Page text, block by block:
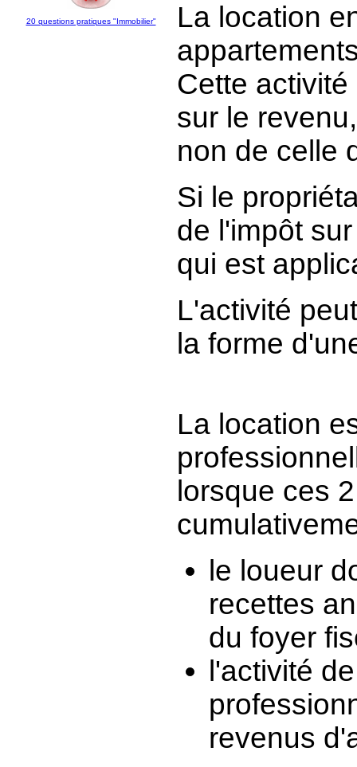
20 questions pratiques "Immobilier"
La location
Cette
sur le
non de celle
Si le
de l'impôt
qui est
L'activité
la forme
La location
lorsque ces
le loueur
recettes
du foyer
l'activité
revenus